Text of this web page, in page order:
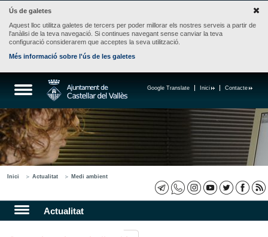
Ús de galetes
Aquest lloc utilitza galetes de tercers per poder millorar els nostres serveis a partir de
l'anàlisi de la teva navegació. Si continues navegant sense canviar la teva
configuració considerarem que acceptes la seva utilització.
Més informació sobre l'ús de les galetes
Contacte
Inici
Google Translate
Inici Actualitat Medi ambient
Actualitat